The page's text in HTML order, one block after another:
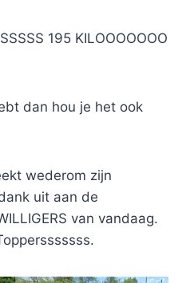
195 KILOOOOOOO
dan hou je het ook
wederom zijn
uit aan de
van vandaag.